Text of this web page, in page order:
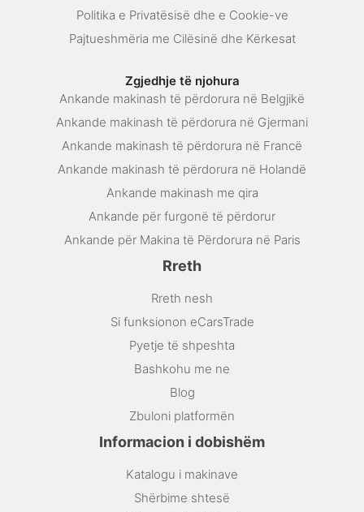
Politika e Privatësisë dhe e Cookie-ve
Pajtueshmëria me Cilësinë dhe Kërkesat
Zgjedhje të njohura
Ankande makinash të përdorura në Belgjikë
Ankande makinash të përdorura në Gjermani
Ankande makinash të përdorura në Francë
Ankande makinash të përdorura në Holandë
Ankande makinash me qira
Ankande për furgonë të përdorur
Ankande për Makina të Përdorura në Paris
Rreth
Rreth nesh
Si funksionon eCarsTrade
Pyetje të shpeshta
Bashkohu me ne
Blog
Zbuloni platformën
Informacion i dobishëm
Katalogu i makinave
Shërbime shtesë